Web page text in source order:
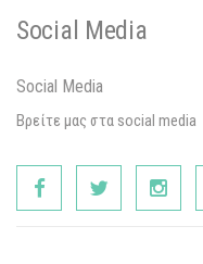
Social Media
Social Media
Βρείτε μας στα social media